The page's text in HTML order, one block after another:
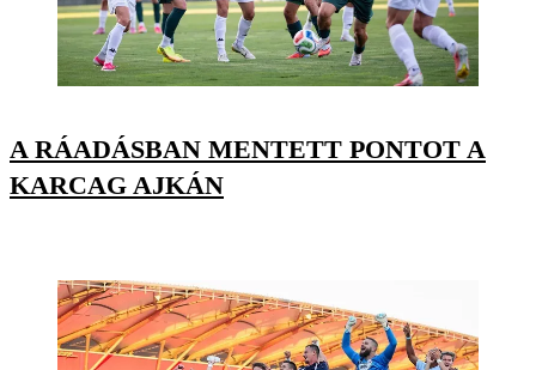
A RÁADÁSBAN MENTETT PONTOT A
KARCAG AJKÁN